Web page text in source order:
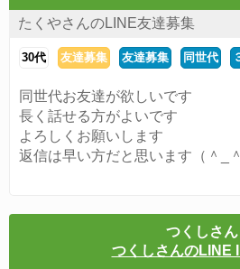
たくやさんのLINE友達募集
30代 友達募集 友達募集 同世代
同世代お友達が欲しいです
長く話せる方がよいです
よろしくお願いします
返信は早い方だと思います（＾_＾
つくしさん
つくしさんのLINE